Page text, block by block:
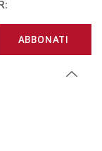
ABBONATI